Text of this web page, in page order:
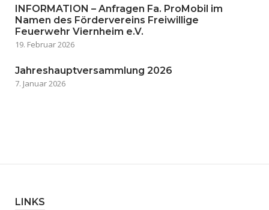
INFORMATION – Anfragen Fa. ProMobil im
Namen des Fördervereins Freiwillige
Feuerwehr Viernheim e.V.
19. Februar 2026
Jahreshauptversammlung 2026
7. Januar 2026
LINKS